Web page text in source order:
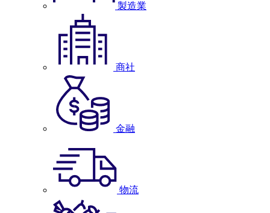
製造業
商社
金融
物流